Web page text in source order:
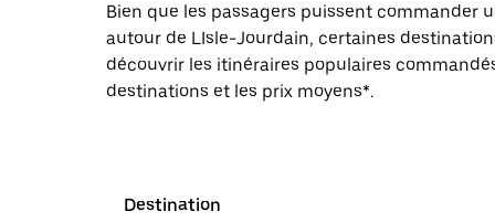
Bien que les passagers puissent commander
autour de LIsle-Jourdain, certaines
découvrir les itinéraires populaires
destinations et les prix moyens*.
Destination